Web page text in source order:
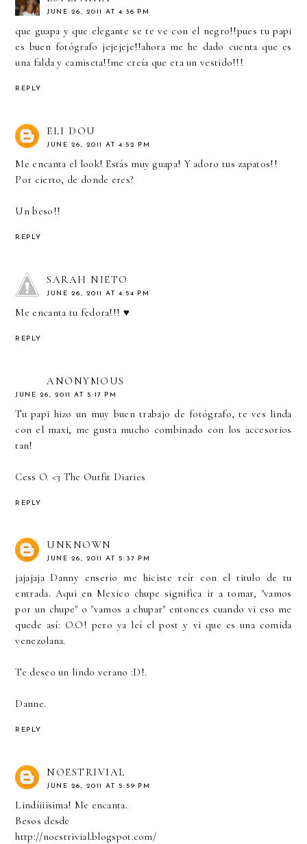
JUNE 26, 2011 AT 4:36 PM
que guapa y que elegante se te ve con el negro!!pues tu papi
es buen fotógrafo jejejeje!!ahora me he dado cuenta que es
una falda y camiseta!!me creía que era un vestido!!!
REPLY
ELI DOU
JUNE 26, 2011 AT 4:52 PM
Me encanta el look! Estás muy guapa! Y adoro tus zapatos!!
Por cierto, de donde eres?
Un beso!!
REPLY
SARAH NIETO
JUNE 26, 2011 AT 4:54 PM
Me encanta tu fedora!!! ♥
REPLY
ANONYMOUS
JUNE 26, 2011 AT 5:17 PM
Tu papi hizo un muy buen trabajo de fotógrafo, te ves linda
con el maxi, me gusta mucho combinado con los accesorios
tan!
Cess O. <3 The Outfit Diaries
REPLY
UNKNOWN
JUNE 26, 2011 AT 5:37 PM
jajajaja Danny enserio me hiciste reír con el titulo de tu
entrada. Aqui en Mexico chupe significa ir a tomar, "vamos
por un chupe" o "vamos a chupar" entonces cuando vi eso me
quede así: O.O! pero ya leí el post y vi que es una comida
venezolana.
Te deseo un lindo verano :D!.
Danne.
REPLY
NOESTRIVIAL
JUNE 26, 2011 AT 5:59 PM
Lindíiiisima! Me encanta.
Besos desde
http://noestrivial.blogspot.com/